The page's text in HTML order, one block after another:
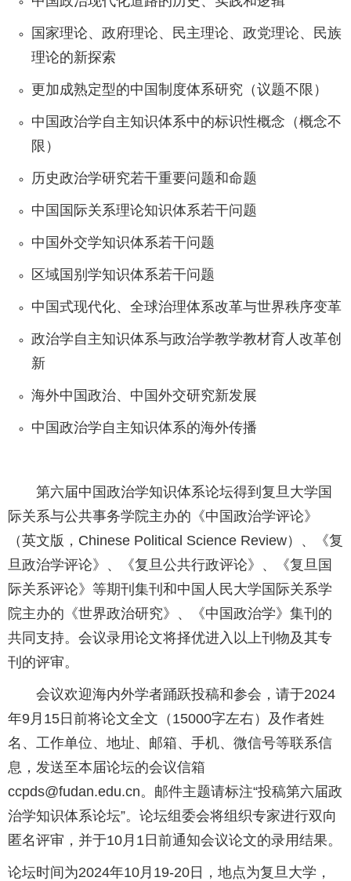
国家理论、政府理论、民主理论、政党理论、民族
理论的新探索
更加成熟定型的中国制度体系研究（议题不限）
中国政治学自主知识体系中的标识性概念（概念不
限）
历史政治学研究若干重要问题和命题
中国国际关系理论知识体系若干问题
中国外交学知识体系若干问题
区域国别学知识体系若干问题
中国式现代化、全球治理体系改革与世界秩序变革
政治学自主知识体系与政治学教学教材育人改革创
新
海外中国政治、中国外交研究新发展
中国政治学自主知识体系的海外传播
第六届中国政治学知识体系论坛得到复旦大学国
际关系与公共事务学院主办的《中国政治学评论》
（英文版，Chinese Political Science Review）、《复
旦政治学评论》、《复旦公共行政评论》、《复旦国
际关系评论》等期刊集刊和中国人民大学国际关系学
院主办的《世界政治研究》、《中国政治学》集刊的
共同支持。会议录用论文将择优进入以上刊物及其专
刊的评审。
会议欢迎海内外学者踊跃投稿和参会，请于2024
年9月15日前将论文全文（15000字左右）及作者姓
名、工作单位、地址、邮箱、手机、微信号等联系信
息，发送至本届论坛的会议信箱
ccpds@fudan.edu.cn。邮件主题请标注“投稿第六届政
治学知识体系论坛”。论坛组委会将组织专家进行双向
匿名评审，并于10月1日前通知会议论文的录用结果。
论坛时间为2024年10月19-20日，地点为复旦大学，